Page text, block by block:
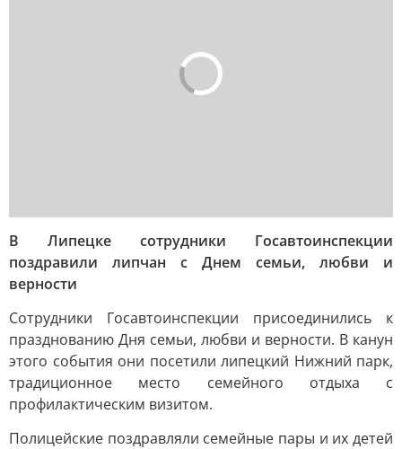
В Липецке сотрудники Госавтоинспекции
поздравили липчан с Днем семьи, любви и
верности
Сотрудники Госавтоинспекции присоединились к
празднованию Дня семьи, любви и верности. В канун
этого события они посетили липецкий Нижний парк,
традиционное место семейного отдыха с
профилактическим визитом.
Полицейские поздравляли семейные пары и их детей